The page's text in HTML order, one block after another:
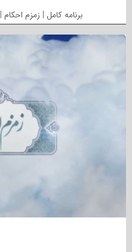
برنامه کامل | زمزم احکام | ۱۴۰۵.۵.۵ | استاد محمدی